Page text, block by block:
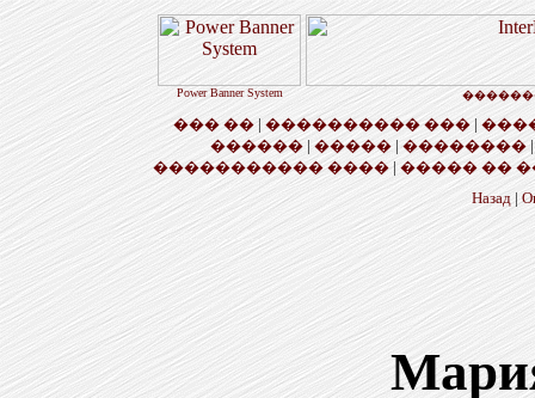
Power Banner System
��� ��| ���������� ���|
������|�����| ��������
����������� ���� | ����� ��
Назад|